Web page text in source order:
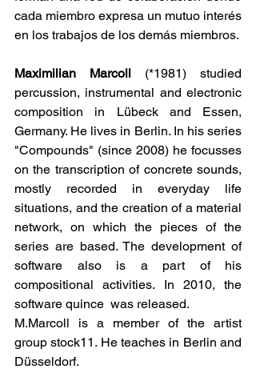
cada miembro expresa un mutuo interés
en los trabajos de los demás miembros.
Maximilian Marcoll (*1981) studied
percussion, instrumental and electronic
composition in Lübeck and Essen,
Germany. He lives in Berlin. In his series
"Compounds" (since 2008) he focusses
on the transcription of concrete sounds,
mostly recorded in everyday life
situations, and the creation of a material
network, on which the pieces of the
series are based. The development of
software also is a part of his
compositional activities. In 2010, the
software quince  was released.
M.Marcoll is a member of the artist
group stock11. He teaches in Berlin and
Düsseldorf.